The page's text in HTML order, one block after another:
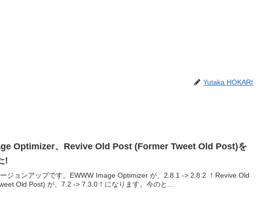
Yutaka HOKARI
Optimizer、Revive Old Post (Former Tweet Old Post)を
!
ジョンアップです。EWWW Image Optimizer が、2.8.1 -> 2.8.2 ！Revive Old
Old Post) が、7.2 -> 7.3.0！になります。今のと...